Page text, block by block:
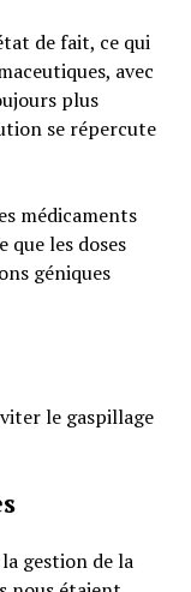
de fait, ce qui
avec
plus
se répercute
médicaments
que les doses
géniques
le gaspillage
gestion de la